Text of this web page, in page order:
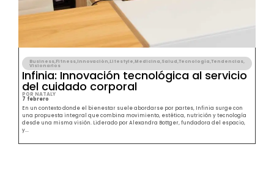
Business,Fitness,Innovación,Lifestyle,Medicina,Salud,Tecnología,Tendencias,
Visionarios
Infinia: Innovación tecnológica al servicio
del cuidado corporal
POR NATALY
7 febrero
En un contexto donde el bienestar suele abordarse por partes, Infinia surge con
una propuesta integral que combina movimiento, estética, nutrición y tecnología
desde una misma visión. Liderado por Alexandra Bottger, fundadora del espacio,
y...